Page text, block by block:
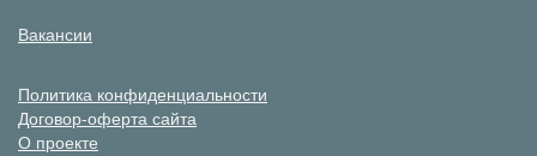
Вакансии
Политика конфиденциальности
Договор-оферта сайта
О проекте